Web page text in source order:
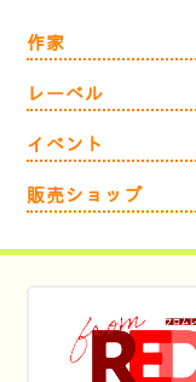
作家
レーベル
イベント
販売ショップ